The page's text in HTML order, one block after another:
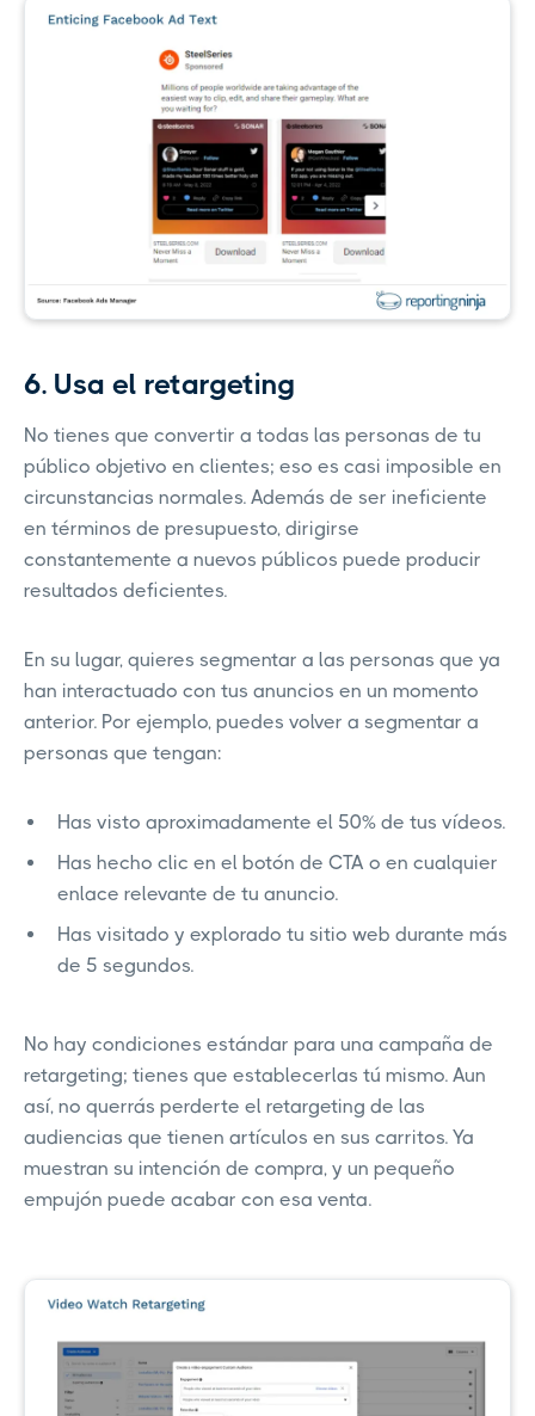
6. Usa el retargeting
No tienes que convertir a todas las personas de tu
público objetivo en clientes; eso es casi imposible en
circunstancias normales. Además de ser ineficiente
en términos de presupuesto, dirigirse
constantemente a nuevos públicos puede producir
resultados deficientes.
En su lugar, quieres segmentar a las personas que ya
han interactuado con tus anuncios en un momento
anterior. Por ejemplo, puedes volver a segmentar a
personas que tengan:
Has visto aproximadamente el 50% de tus vídeos.
Has hecho clic en el botón de CTA o en cualquier
enlace relevante de tu anuncio.
Has visitado y explorado tu sitio web durante más
de 5 segundos.
No hay condiciones estándar para una campaña de
retargeting; tienes que establecerlas tú mismo. Aun
así, no querrás perderte el retargeting de las
audiencias que tienen artículos en sus carritos. Ya
muestran su intención de compra, y un pequeño
empujón puede acabar con esa venta.